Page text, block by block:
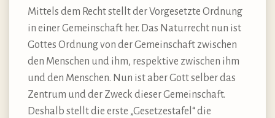
Mittels dem Recht stellt der Vorgesetzte Ordnung
in einer Gemeinschaft her. Das Naturrecht nun ist
Gottes Ordnung von der Gemeinschaft zwischen
den Menschen und ihm, respektive zwischen ihm
und den Menschen. Nun ist aber Gott selber das
Zentrum und der Zweck dieser Gemeinschaft.
Deshalb stellt die erste „Gesetzestafel“ die